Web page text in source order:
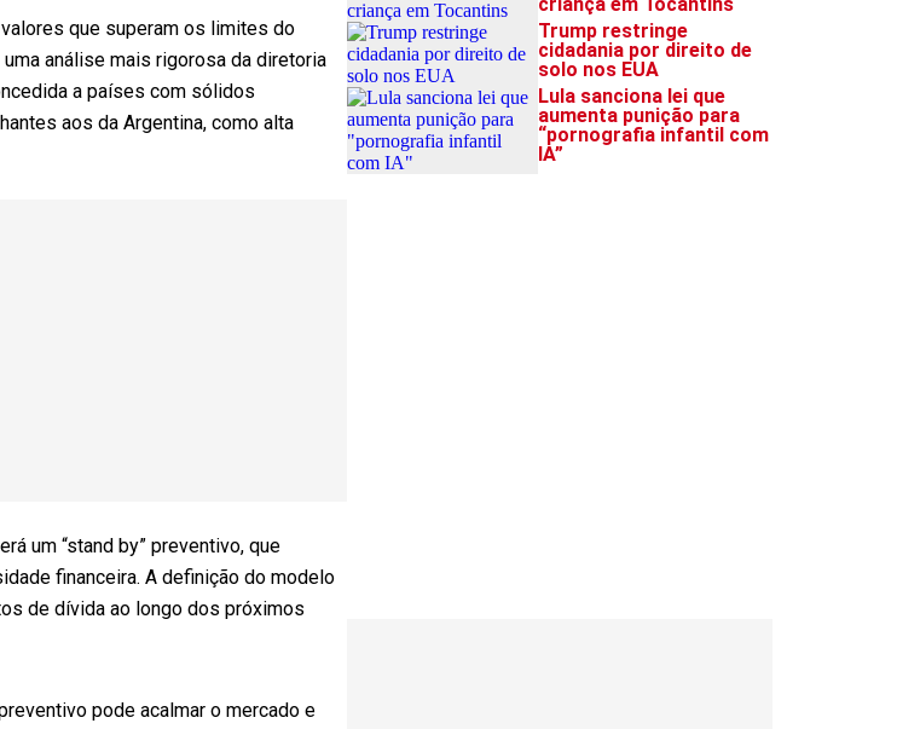
que superam os limites do
análise mais rigorosa da diretoria
a países com sólidos
aos da Argentina, como alta
um “stand by” preventivo, que
financeira. A definição do modelo
de dívida ao longo dos próximos
pode acalmar o mercado e